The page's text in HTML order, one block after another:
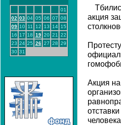
01
02 03 04 05 06 07 08
09 10 11 12 13 14 15
16 17 18 19 20 21
22
23 24 25 26 27 28 29
30 31
акция
Акция